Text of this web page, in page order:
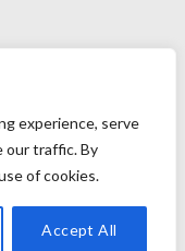
experience, serve
our traffic. By
of cookies.
Accept All